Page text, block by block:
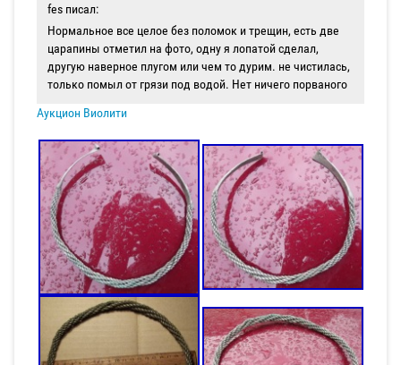
fes писал:
Нормальное все целое без поломок и трещин, есть две
царапины отметил на фото, одну я лопатой сделал,
другую наверное плугом или чем то дурим. не чистилась,
только помыл от грязи под водой. Нет ничего порваного
Аукцион Виолити